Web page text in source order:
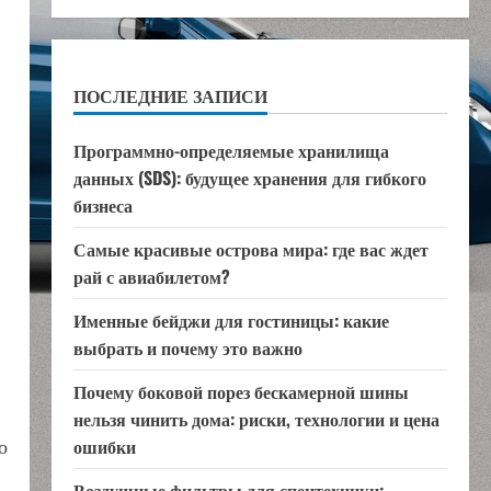
ПОСЛЕДНИЕ ЗАПИСИ
Программно-определяемые хранилища
данных (SDS): будущее хранения для гибкого
бизнеса
Самые красивые острова мира: где вас ждет
рай с авиабилетом?
Именные бейджи для гостиницы: какие
выбрать и почему это важно
Почему боковой порез бескамерной шины
нельзя чинить дома: риски, технологии и цена
ошибки